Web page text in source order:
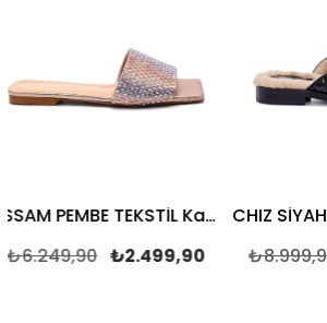
ASSAM PEMBE TEKSTİL Kadın DÜZ TERLİK
₺2.499,90
₺8.999,90